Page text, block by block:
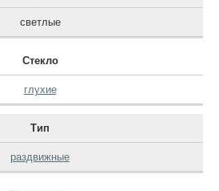
светлые
Стекло
глухие
Тип
раздвижные